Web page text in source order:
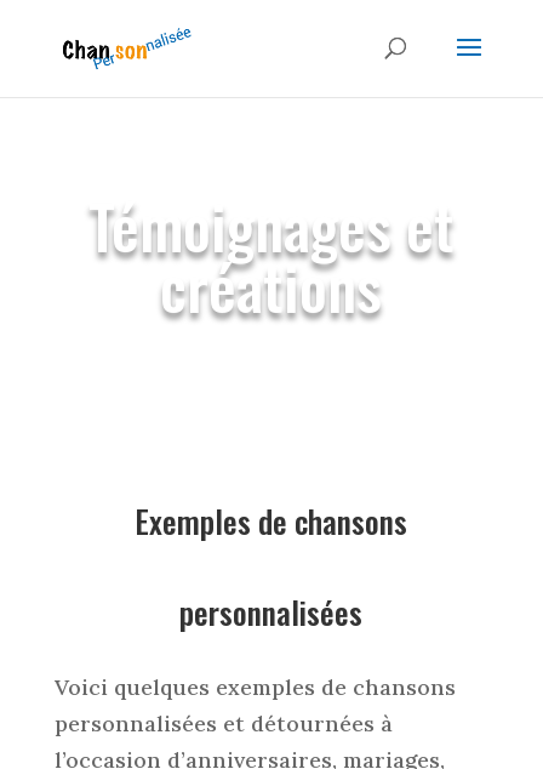
Témoignages et
créations
Exemples de chansons
personnalisées
Voici quelques exemples de chansons
personnalisées et détournées à
l’occasion d’anniversaires, mariages,